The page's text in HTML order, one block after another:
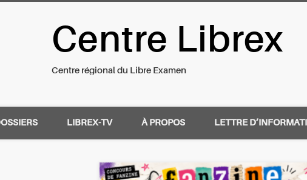
du Libre Examen
Centre Librex
Centre régional du Libre Examen
LIBREX-TV À PROPOS LETTRE